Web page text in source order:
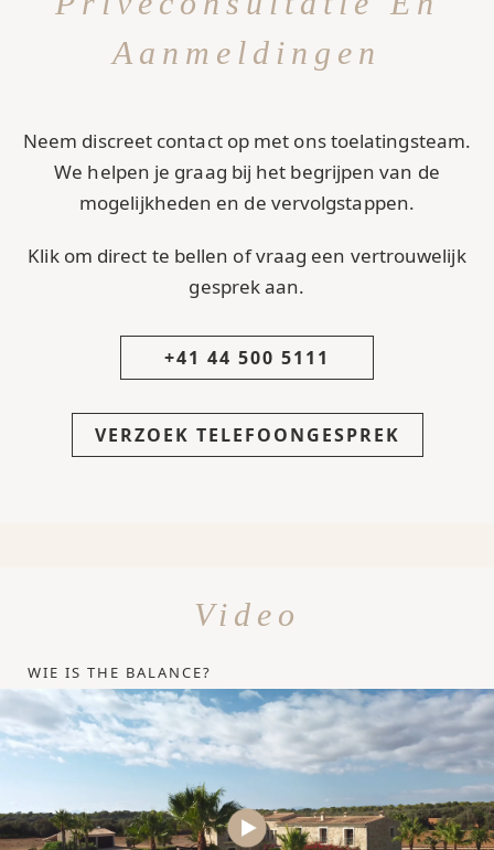
Aanmeldingen
Neem discreet contact op met ons toelatingsteam.
We helpen je graag bij het begrijpen van de
mogelijkheden en de vervolgstappen.
Klik om direct te bellen of vraag een vertrouwelijk
gesprek aan.
+41 44 500 5111
VERZOEK TELEFOONGESPREK
Video
WIE IS THE BALANCE?